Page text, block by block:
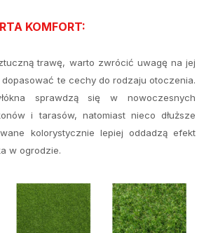
KOMFORT:
trawę, warto zwrócić uwagę na jej
te cechy do rodzaju otoczenia.
sprawdzą się w nowoczesnych
i tarasów, natomiast nieco dłuższe
kolorystycznie lepiej oddadzą efekt
w ogrodzie.